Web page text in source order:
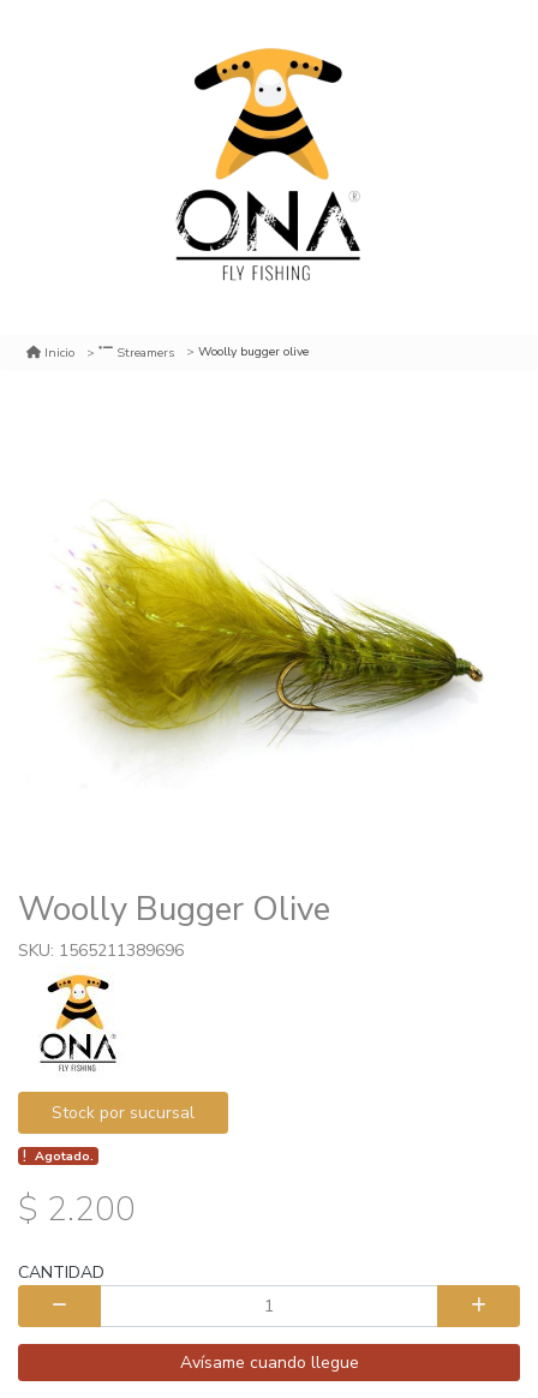
Inicio Streamers Woolly bugger olive
Woolly Bugger Olive
SKU: 1565211389696
Stock por sucursal
Agotado.
$ 2.200
CANTIDAD
Avísame cuando llegue